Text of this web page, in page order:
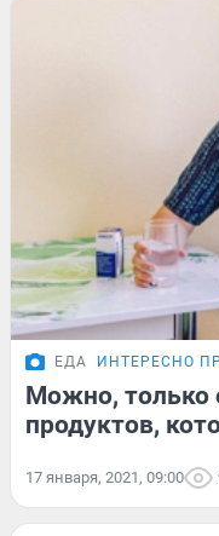
ЕДА ИНТЕРЕСНО
Можно, только
продуктов,
17 января, 2021, 09:00